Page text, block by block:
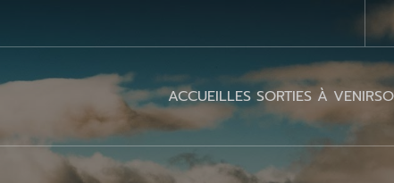
ACCUEILLES SORTIES À VENIR